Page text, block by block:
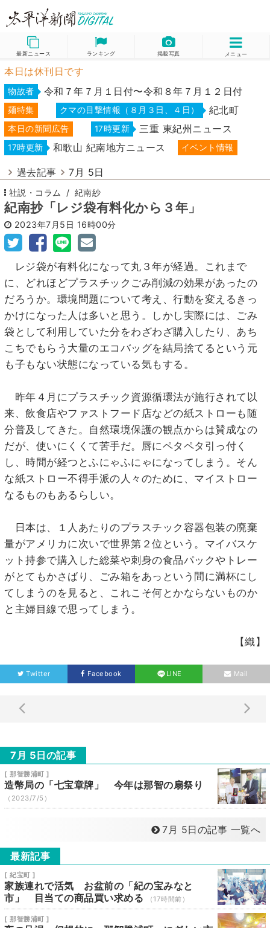
最新ニュース ランキング 掲載写真 メニュー
本日は休刊日です
物故者 令和７年７月１日付〜令和８年７月１２日付
麺特集 クマの目撃情報（８月３日、４日） 紀北町
本日の新聞広告 17時更新 三重 東紀州ニュース
17時更新 和歌山 紀南地方ニュース イベント情報
過去記事 7月 5日
社説・コラム 紀南紗
紀南抄「レジ袋有料化から３年」
2023年7月5日 16時00分
レジ袋が有料化になって丸３年が経過。これまで
に、どれほどプラスチックごみ削減の効果があったの
だろうか。環境問題について考え、行動を変えるきっ
かけになった人は多いと思う。しかし実際には、ごみ
袋として利用していた分をわざわざ購入したり、あち
こちでもらう大量のエコバッグを結局捨てるという元
も子もない状態になっている気もする。
昨年４月にプラスチック資源循環法が施行されて以
来、飲食店やファストフード店などの紙ストローも随
分普及してきた。自然環境保護の観点からは賛成なの
だが、使いにくくて苦手だ。唇にペタペタ引っ付く
し、時間が経つとふにゃふにゃになってしまう。そん
な紙ストロー不得手派の人々のために、マイストロー
なるものもあるらしい。
日本は、１人あたりのプラスチック容器包装の廃棄
量がアメリカに次いで世界第２位という。マイバスケ
ット持参で購入した総菜や刺身の食品パックやトレー
がとてもかさばり、ごみ箱をあっという間に満杯にし
てしまうのを見ると、これこそ何とかならないものか
と主婦目線で思ってしまう。
【織】
Twitter Facebook LINE Mail
7月 5日の記事
[ 那智勝浦町 ]
造幣局の「七宝章牌」 今年は那智の扇祭り
（2023/7/5）
7月 5日の記事 一覧へ
最新記事
[ 紀宝町 ]
家族連れで活気 お盆前の「紀の宝みなと
市」 目当ての商品買い求める
（17時間前）
[ 那智勝浦町 ]